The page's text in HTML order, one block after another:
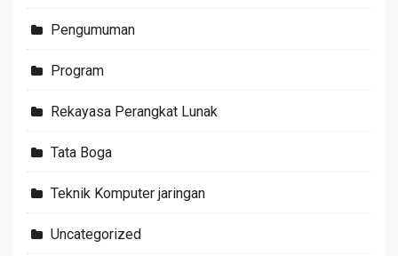
Pengumuman
Program
Rekayasa Perangkat Lunak
Tata Boga
Teknik Komputer jaringan
Uncategorized